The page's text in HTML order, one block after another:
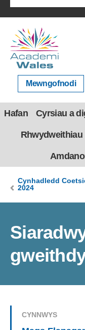
Mewngofnodi
Hafan Cyrsiau a
Rhwydweithiau
Cynhadledd
2024
CYNNWYS